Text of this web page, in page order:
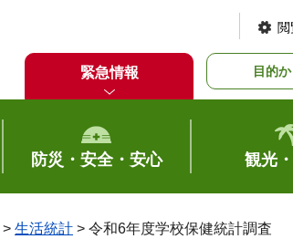
緊急情報 目的
防災・安全・安心 観光
> 生活統計 > 令和6年度学校保健統計調査